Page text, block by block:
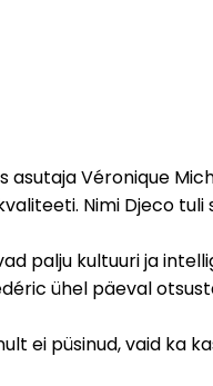
asutaja Véronique
Nimi Djeco tuli
palju kultuuri ja
ühel päeval
ei püsinud, vaid ka